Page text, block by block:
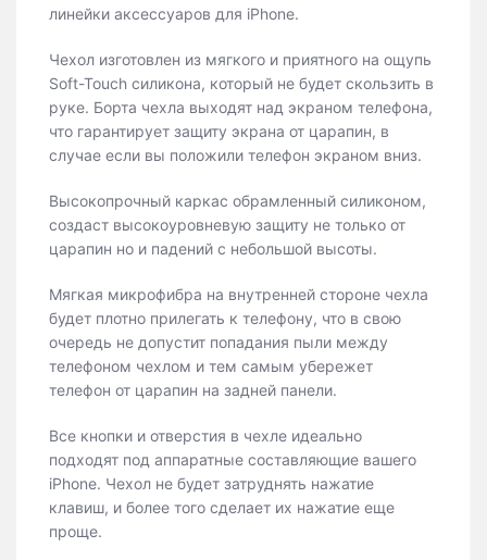
линейки аксессуаров для iPhone.
Чехол изготовлен из мягкого и приятного на ощупь
Soft-Touch силикона, который не будет скользить в
руке. Борта чехла выходят над экраном телефона,
что гарантирует защиту экрана от царапин, в
случае если вы положили телефон экраном вниз.
Высокопрочный каркас обрамленный силиконом,
создаст высокоуровневую защиту не только от
царапин но и падений с небольшой высоты.
Мягкая микрофибра на внутренней стороне чехла
будет плотно прилегать к телефону, что в свою
очередь не допустит попадания пыли между
телефоном чехлом и тем самым убережет
телефон от царапин на задней панели.
Все кнопки и отверстия в чехле идеально
подходят под аппаратные составляющие вашего
iPhone. Чехол не будет затруднять нажатие
клавиш, и более того сделает их нажатие еще
проще.